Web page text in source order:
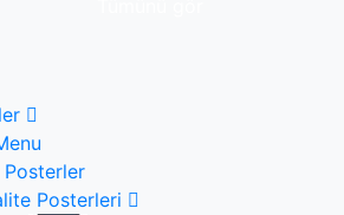
Posterler
Posterleri